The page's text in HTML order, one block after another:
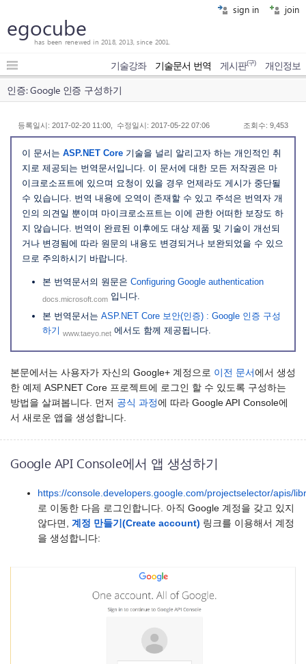
sign in join
egocube
has been renewed in 2018, 2013, since 2001.
기술강좌 기술문서 번역 게시판(구) 개인정보
인증: Google 인증 구성하기
등록일시: 2017-02-20 11:00, 수정일시: 2017-05-22 07:06 조회수: 9,453
이 문서는 ASP.NET Core 기술을 널리 알리고자 하는 개인적인 취
지로 제공되는 번역문서입니다. 이 문서에 대한 모든 저작권은 마
이크로소프트에 있으며 요청이 있을 경우 언제라도 게시가 중단될
수 있습니다. 번역 내용에 오역이 존재할 수 있고 주석은 번역자 개
인의 의견일 뿐이며 마이크로소프트는 이에 관한 어떠한 보장도 하
지 않습니다. 번역이 완료된 이후에도 대상 제품 및 기술이 개선되
거나 변경됨에 따라 원문의 내용도 변경되거나 보완되었을 수 있으
므로 주의하시기 바랍니다.
본 번역문서의 원문은 Configuring Google authentication
docs.microsoft.com 입니다.
본 번역문서는 ASP.NET Core 보안(인증) : Google 인증 구성
하기 www.taeyo.net 에서도 함께 제공됩니다.
본문에서는 사용자가 자신의 Google+ 계정으로 이전 문서 에서 생성
한 예제 ASP.NET Core 프로젝트에 로그인 할 수 있도록 구성하는
방법을 살펴봅니다. 먼저 공식 과정에 따라 Google API Console에
서 새로운 앱을 생성합니다.
Google API Console에서 앱 생성하기
https://console.developers.google.com/projectselector/apis/
로 이동한 다음 로그인합니다. 아직 Google 계정을 갖고 있지
않다면, 계정 만들기(Create account) 링크를 이용해서 계정
을 생성합니다: